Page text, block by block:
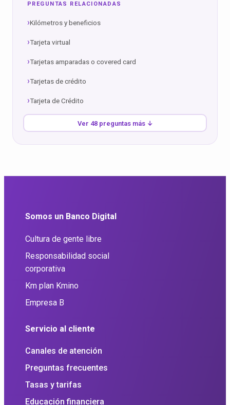
PREGUNTAS RELACIONADAS
Kilómetros y beneficios
Tarjeta virtual
Tarjetas amparadas o covered card
Tarjetas de crédito
Tarjeta de Crédito
Ver 48 preguntas más ↓
Somos un Banco Digital
Cultura de gente libre
Responsabilidad social
corporativa
Km plan Kmino
Empresa B
Servicio al cliente
Canales de atención
Preguntas frecuentes
Tasas y tarifas
Educación financiera